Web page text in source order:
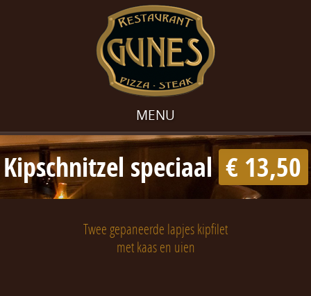
MENU
Kipschnitzel speciaal € 13,50
Twee gepaneerde lapjes kipfilet
met kaas en uien